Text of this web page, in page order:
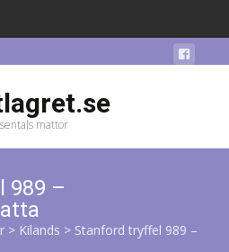
mattor
989 –
> Kilands > Stanford tryffel 989 –